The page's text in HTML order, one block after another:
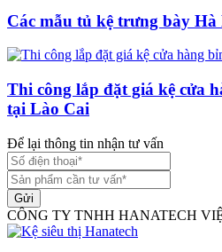
Các mẫu tủ kệ trưng bày Hà
Thi công lắp đặt giá kệ cửa
tại Lào Cai
Để lại thông tin nhận tư vấn
Gửi
CÔNG TY TNHH HANATECH